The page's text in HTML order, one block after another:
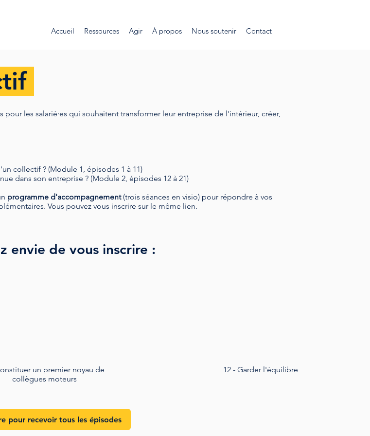
Accueil Ressources Agir À propos Nous soutenir Contact
pour les salarié·es qui souhaitent transformer leur entreprise de l'intérieur, créer,
collectif ? (Module 1, épisodes 1 à 11)
dans son entreprise ? (Module 2, épisodes 12 à 21)
programme d'accompagnement (trois séances en visio) pour répondre à vos
Vous pouvez vous inscrire sur le même lien.
envie de vous inscrire :
un premier noyau de
collègues moteurs
12 - Garder l'équilibre
pour recevoir tous les épisodes